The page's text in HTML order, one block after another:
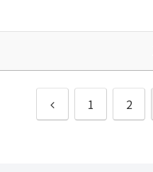
前
1 2